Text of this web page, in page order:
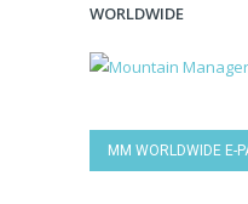
WORLDWIDE
MM WORLDWIDE E-